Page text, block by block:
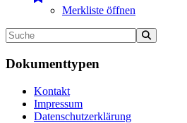
Merkliste öffnen
Dokumenttypen
Kontakt
Impressum
Datenschutzerklärung